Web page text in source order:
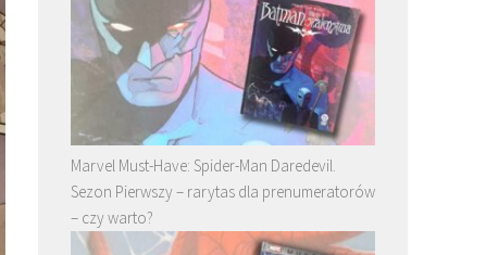
Marvel Must-Have: Spider-Man Daredevil.
Sezon Pierwszy – rarytas dla prenumeratorów
– czy warto?